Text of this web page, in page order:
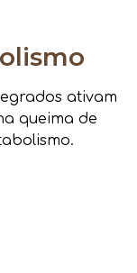
ativam
queima de